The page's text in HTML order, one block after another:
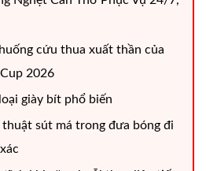
cứu thua xuất thần của
2026
giày bít phổ biến
sút má trong đưa bóng đi